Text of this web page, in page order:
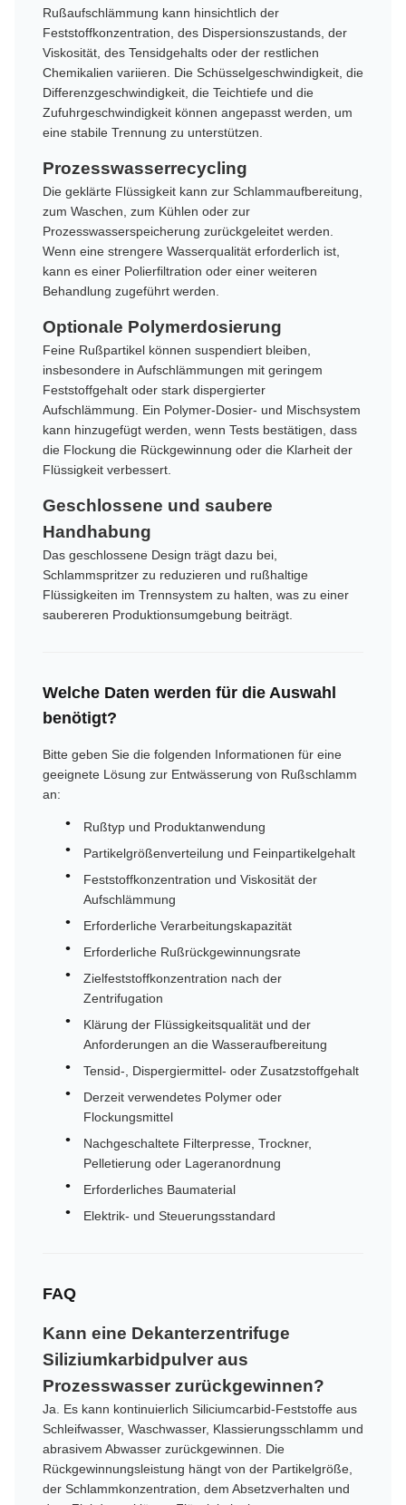
Rußaufschlämmung kann hinsichtlich der
Feststoffkonzentration, des Dispersionszustands, der
Viskosität, des Tensidgehalts oder der restlichen
Chemikalien variieren. Die Schüsselgeschwindigkeit, die
Differenzgeschwindigkeit, die Teichtiefe und die
Zufuhrgeschwindigkeit können angepasst werden, um
eine stabile Trennung zu unterstützen.
Prozesswasserrecycling
Die geklärte Flüssigkeit kann zur Schlammaufbereitung,
zum Waschen, zum Kühlen oder zur
Prozesswasserspeicherung zurückgeleitet werden.
Wenn eine strengere Wasserqualität erforderlich ist,
kann es einer Polierfiltration oder einer weiteren
Behandlung zugeführt werden.
Optionale Polymerdosierung
Feine Rußpartikel können suspendiert bleiben,
insbesondere in Aufschlämmungen mit geringem
Feststoffgehalt oder stark dispergierter
Aufschlämmung. Ein Polymer-Dosier- und Mischsystem
kann hinzugefügt werden, wenn Tests bestätigen, dass
die Flockung die Rückgewinnung oder die Klarheit der
Flüssigkeit verbessert.
Geschlossene und saubere
Handhabung
Das geschlossene Design trägt dazu bei,
Schlammspritzer zu reduzieren und rußhaltige
Flüssigkeiten im Trennsystem zu halten, was zu einer
saubereren Produktionsumgebung beiträgt.
Welche Daten werden für die Auswahl
benötigt?
Bitte geben Sie die folgenden Informationen für eine
geeignete Lösung zur Entwässerung von Rußschlamm
an:
Rußtyp und Produktanwendung
Partikelgrößenverteilung und Feinpartikelgehalt
Feststoffkonzentration und Viskosität der
Aufschlämmung
Erforderliche Verarbeitungskapazität
Erforderliche Rußrückgewinnungsrate
Zielfeststoffkonzentration nach der
Zentrifugation
Klärung der Flüssigkeitsqualität und der
Anforderungen an die Wasseraufbereitung
Tensid-, Dispergiermittel- oder Zusatzstoffgehalt
Derzeit verwendetes Polymer oder
Flockungsmittel
Nachgeschaltete Filterpresse, Trockner,
Pelletierung oder Lageranordnung
Erforderliches Baumaterial
Elektrik- und Steuerungsstandard
FAQ
Kann eine Dekanterzentrifuge
Siliziumkarbidpulver aus
Prozesswasser zurückgewinnen?
Ja. Es kann kontinuierlich Siliciumcarbid-Feststoffe aus
Schleifwasser, Waschwasser, Klassierungsschlamm und
abrasivem Abwasser zurückgewinnen. Die
Rückgewinnungsleistung hängt von der Partikelgröße,
der Schlammkonzentration, dem Absetzverhalten und